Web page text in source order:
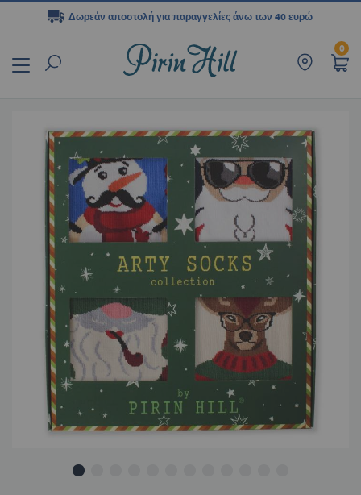
0
Δωρεάν αποστολή για παραγγελίες άνω των 40 ευρώ
περιεχόμενο
συλλογής
εικόνων